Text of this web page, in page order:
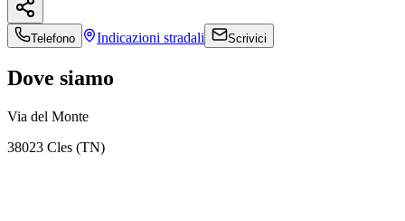
Telefono Indicazioni stradali Scrivici
Dove siamo
Via del Monte
38023 Cles (TN)